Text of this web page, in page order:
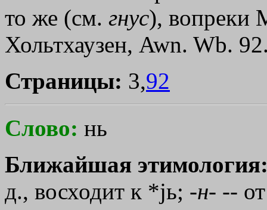
то же (см. гнус), вопреки
Хольтхаузен, Awn. Wb.
Страницы: 3,92
Слово: нь
Ближайшая
д., восходит к *jь; -н- --